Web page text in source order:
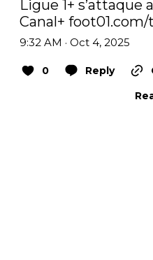
Ligue 1+
Canal+ foot01.com/
9:32 AM · Oct 4, 2025
0 Reply